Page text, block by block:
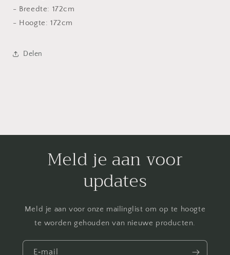
- Breedte: 172cm
- Hoogte: 172cm
Delen
Meld je aan voor
updates
Meld je aan voor onze mailinglist om op te hoogte
te worden gehouden van nieuwe producten.
E‑mail